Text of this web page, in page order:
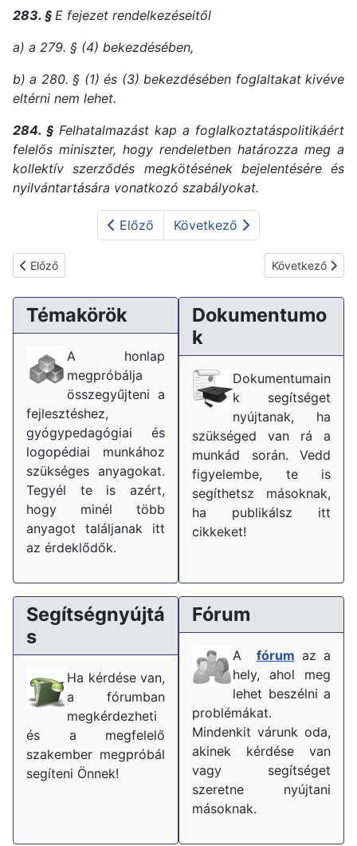
283. § E fejezet rendelkezéseitől
a) a 279. § (4) bekezdésében,
b) a 280. § (1) és (3) bekezdésében foglaltakat kivéve
eltérni nem lehet.
284. § Felhatalmazást kap a foglalkoztatáspolitikáért
felelős miniszter, hogy rendeletben határozza meg a
kollektív szerződés megkötésének bejelentésére és
nyilvántartására vonatkozó szabályokat.
Előző Következő
Előző cikk: Neveléssel-oktatással lekötött óraszámok változása
Előző Következő
Következő
Témakörök
A honlap
megpróbálja
összegyűjteni a
fejlesztéshez,
gyógypedagógiai és
logopédiai munkához
szükséges anyagokat.
Tegyél te is azért,
hogy minél több
anyagot találjanak itt
az érdeklődők.
Dokumentumo
k
Dokumentumain
k segítséget
nyújtanak, ha
szükséged van rá a
munkád során. Vedd
figyelembe, te is
segíthetsz másoknak,
ha publikálsz itt
cikkeket!
Segítségnyújtá
s
Ha kérdése van,
a fórumban
megkérdezheti
és a megfelelő
szakember megpróbál
segíteni Önnek!
Fórum
A fórum az a
hely, ahol meg
lehet beszélni a
problémákat.
Mindenkit várunk oda,
akinek kérdése van
vagy segítséget
szeretne nyújtani
másoknak.